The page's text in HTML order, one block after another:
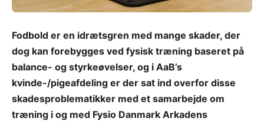
Fodbold er en idrætsgren med mange skader, der
dog kan forebygges ved fysisk træning baseret på
balance- og styrkeøvelser, og i AaB’s
kvinde-/pigeafdeling er der sat ind overfor disse
skadesproblematikker med et samarbejde om
træning i og med Fysio Danmark Arkadens